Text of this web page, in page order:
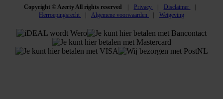
Copyright © Azerty All rights reserved Privacy
Disclaimer
Herroepingsrecht
Algemene voorwaarden Wetgeving